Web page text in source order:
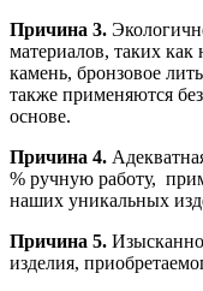
Причина 3.
материалов, таких
камень, бронзовое
также применяются
основе.
Причина 4.
% ручную работу,
наших уникальных
Причина 5.
изделия,